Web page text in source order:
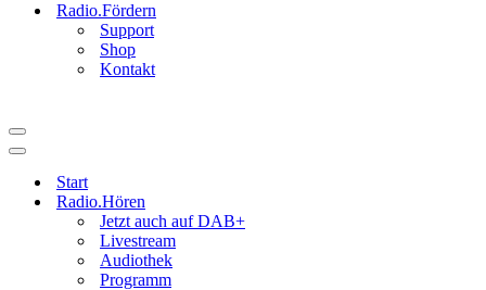
Radio.Fördern
Support
Shop
Kontakt
Navigationsmenü
Navigationsmenü
Start
Radio.Hören
Jetzt auch auf DAB+
Livestream
Audiothek
Programm